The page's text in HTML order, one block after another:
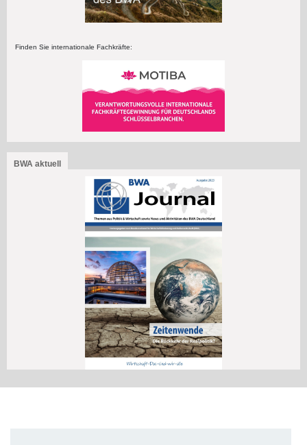
Finden Sie internationale Fachkräfte:
BWA aktuell